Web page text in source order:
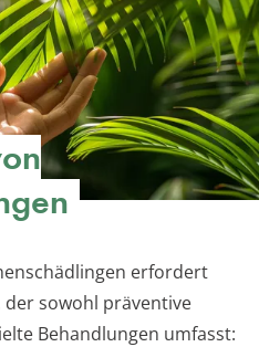
erfordert
sowohl präventive
Behandlungen umfasst: